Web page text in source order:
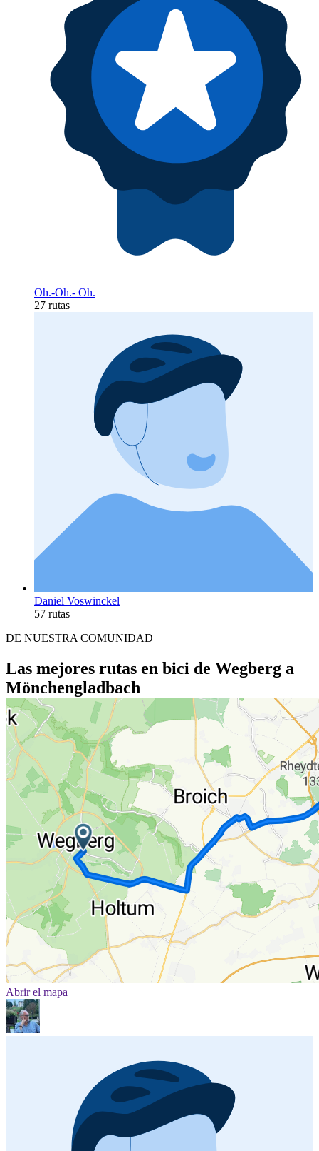
Oh.-Oh.- Oh.
27 rutas
Daniel Voswinckel
57 rutas
DE NUESTRA COMUNIDAD
Las mejores rutas en bici de Wegberg a
Mönchengladbach
Abrir el mapa